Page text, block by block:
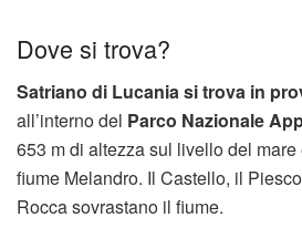
Dove si trova?
Satriano di Lucania si trova in
all’interno del Parco Nazionale
653 m di altezza sul livello del
fiume Melandro. Il Castello, il
Rocca sovrastano il fiume.